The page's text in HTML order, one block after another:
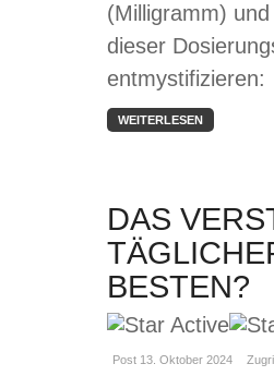
(Milligramm)
dieser
entmystifizieren:
WEITERLESEN
DAS
BESTEN?
Post 13. Oktober 2024